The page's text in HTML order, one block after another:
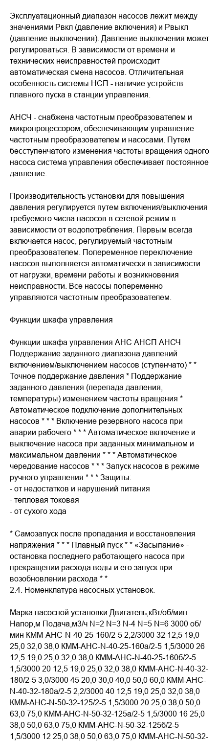
Эксплуатационный диапазон насосов лежит между
значениями Рвкл (давление включения) и Рвыкл
(давление выключения). Давление выключения может
регулироваться. В зависимости от времени и
технических неисправностей происходит
автоматическая смена насосов. Отличительная
особенность системы НСП - наличие устройств
плавного пуска в станции управления.
АНСЧ - снабжена частотным преобразователем и
микропроцессором, обеспечивающим управление
частотным преобразователем и насосами. Путем
бесступенчатого изменения частоты вращения одного
насоса система управления обеспечивает постоянное
давление.
Производительность установки для повышения
давления регулируется путем включения/выключения
требуемого числа насосов в сетевой режим в
зависимости от водопотребления. Первым всегда
включается насос, регулируемый частотным
преобразователем. Попеременное переключение
насосов выполняется автоматически в зависимости
от нагрузки, времени работы и возникновения
неисправности. Все насосы попеременно
управляются частотным преобразователем.
Функции шкафа управления
Функции шкафа управления АНС АНСП АНСЧ
Поддержание заданного диапазона давлений
включением/выключением насосов (ступенчато) * *
Точное поддержание давления * Поддержание
заданного давления (перепада давления,
температуры) изменением частоты вращения *
Автоматическое подключение дополнительных
насосов * * * Включение резервного насоса при
аварии рабочего * * * Автоматическое включение и
выключение насоса при заданных минимальном и
максимальном давлении * * * Автоматическое
чередование насосов * * * Запуск насосов в режиме
ручного управления * * * Защиты:
- от недостатков и нарушений питания
- тепловая токовая
- от сухого хода
* Самозапуск после пропадания и восстановления
напряжения * * * Плавный пуск * * «Засыпание» -
остановка последнего работающего насоса при
прекращении расхода воды и его запуск при
возобновлении расхода * *
2.4. Номенклатура насосных установок.
Марка насосной установки Двигатель,кВт/об/мин
Напор,м Подача,м3/ч N=2 N=3 N-4 N=5 N=6 3000 об/
мин КММ-АНС-N-40-25-160/2-5 2,2/3000 32 12,5 19,0
25,0 32,0 38,0 КММ-АНС-N-40-25-160а/2-5 1,5/3000 26
12,5 19,0 25,0 32,0 38,0 КММ-АНС-N-40-25-160б/2-5
1,5/3000 20 12,5 19,0 25,0 32,0 38,0 КММ-АНС-N-40-32-
180/2-5 3,0/3000 45 20,0 30,0 40,0 50,0 60,0 КММ-АНС-
N-40-32-180а/2-5 2,2/3000 40 12,5 19,0 25,0 32,0 38,0
КММ-АНС-N-50-32-125/2-5 1,5/3000 20 25,0 38,0 50,0
63,0 75,0 КММ-АНС-N-50-32-125а/2-5 1,5/3000 16 25,0
38,0 50,0 63,0 75,0 КММ-АНС-N-50-32-125б/2-5
1,5/3000 12 25,0 38,0 50,0 63,0 75,0 КММ-АНС-N-50-32-